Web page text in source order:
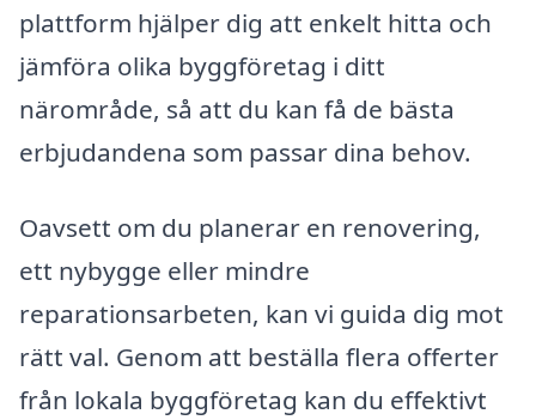
plattform hjälper dig att enkelt hitta och
jämföra olika byggföretag i ditt
närområde, så att du kan få de bästa
erbjudandena som passar dina behov.
Oavsett om du planerar en renovering,
ett nybygge eller mindre
reparationsarbeten, kan vi guida dig mot
rätt val. Genom att beställa flera offerter
från lokala byggföretag kan du effektivt